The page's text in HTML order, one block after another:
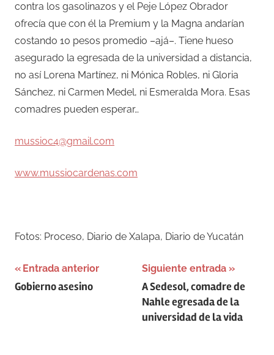
contra los gasolinazos y el Peje López Obrador
ofrecía que con él la Premium y la Magna andarían
costando 10 pesos promedio –ajá–. Tiene hueso
asegurado la egresada de la universidad a distancia,
no así Lorena Martínez, ni Mónica Robles, ni Gloria
Sánchez, ni Carmen Medel, ni Esmeralda Mora. Esas
comadres pueden esperar…
mussioc4@gmail.com
www.mussiocardenas.com
Fotos: Proceso, Diario de Xalapa, Diario de Yucatán
Navegación
de
Entrada anterior
Gobierno asesino
Siguiente entrada
A Sedesol, comadre de
Nahle egresada de la
universidad de la vida